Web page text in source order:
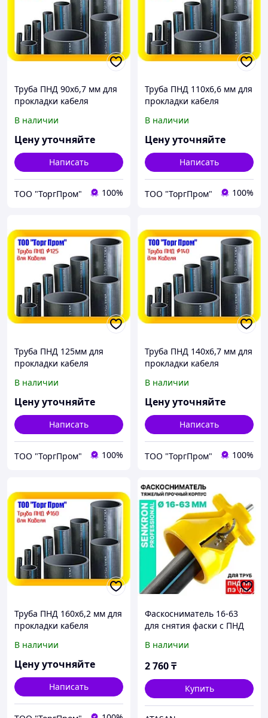
Труба ПНД 90х6,7 мм для
прокладки кабеля
В наличии
Цену уточняйте
Написать
ТОО "ТоргПром" 100%
Труба ПНД 110х6,6 мм для
прокладки кабеля
В наличии
Цену уточняйте
Написать
ТОО "ТоргПром" 100%
Труба ПНД 125мм для
прокладки кабеля
В наличии
Цену уточняйте
Написать
ТОО "ТоргПром" 100%
Труба ПНД 140х6,7 мм для
прокладки кабеля
В наличии
Цену уточняйте
Написать
ТОО "ТоргПром" 100%
Труба ПНД 160х6,2 мм для
прокладки кабеля
В наличии
Цену уточняйте
Написать
Фаскосниматель 16-63
для снятия фаски с ПНД
В наличии
2 760₸
Купить